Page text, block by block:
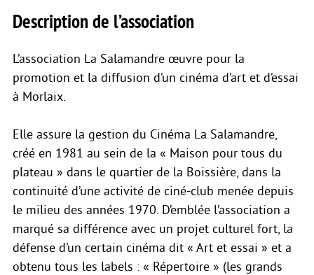
Description de l’association
L’association La Salamandre œuvre pour la
promotion et la diffusion d’un cinéma d’art et d’essai
à Morlaix.
Elle assure la gestion du Cinéma La Salamandre,
créé en 1981 au sein de la « Maison pour tous du
plateau » dans le quartier de la Boissière, dans la
continuité d’une activité de ciné-club menée depuis
le milieu des années 1970. D’emblée l’association a
marqué sa différence avec un projet culturel fort, la
défense d’un certain cinéma dit « Art et essai » et a
obtenu tous les labels : « Répertoire » (les grands